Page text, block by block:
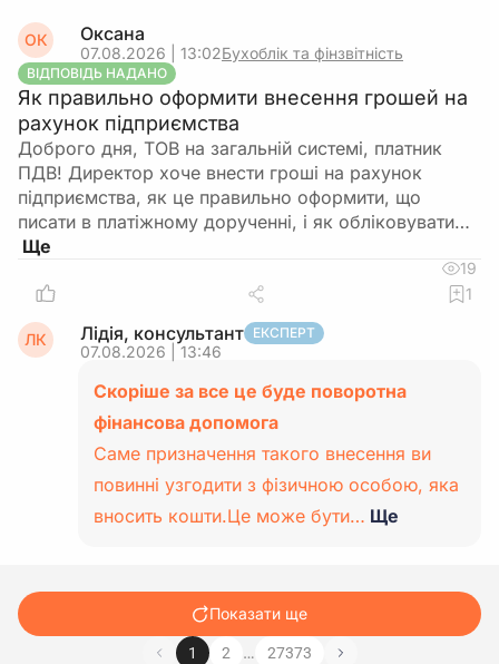
ОК Оксана
07.08.2026 | 13:02Бухоблік та фінзвітність
ВІДПОВІДЬ НАДАНО
Як правильно оформити внесення грошей на
рахунок підприємства
Доброго дня, ТОВ на загальній системі, платник
ПДВ! Директор хоче внести гроші на рахунок
підприємства, як це правильно оформити, що
писати в платіжному дорученні, і як обліковувати…
19
1
ЛК Лідія, консультант ЕКСПЕРТ
07.08.2026 | 13:46
Скоріше за все це буде поворотна
фінансова допомога
Саме призначення такого внесення ви
повинні узгодити з фізичною особою, яка
вносить кошти.Це може бути… Ще
Показати ще
1 2 … 27373